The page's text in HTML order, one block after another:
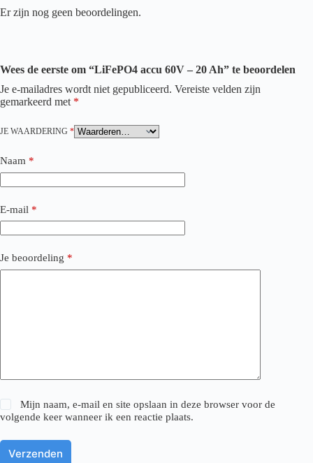
Er zijn nog geen beoordelingen.
Wees de eerste om “LiFePO4 accu 60V – 20 Ah” te beoordelen
Je e-mailadres wordt niet gepubliceerd. Vereiste velden zijn
gemarkeerd met *
JE WAARDERING *
Naam *
E-mail *
Je beoordeling *
Mijn naam, e-mail en site opslaan in deze browser voor de
volgende keer wanneer ik een reactie plaats.
Verzenden